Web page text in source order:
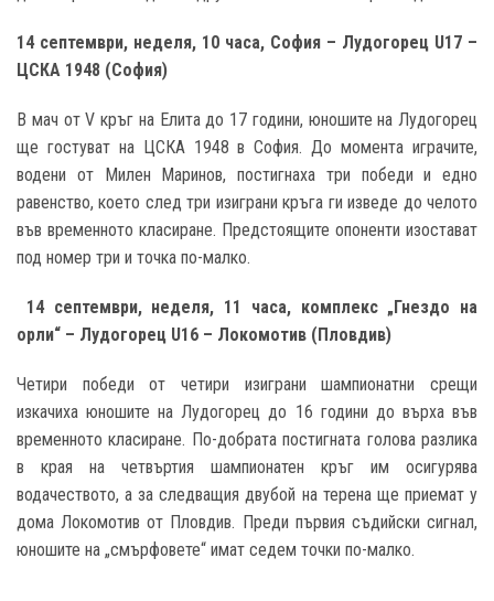
14 септември, неделя, 10 часа, София – Лудогорец U17 –
ЦСКА 1948 (София)
В мач от V кръг на Елита до 17 години, юношите на Лудогорец
ще гостуват на ЦСКА 1948 в София. До момента играчите,
водени от Милен Маринов, постигнаха три победи и едно
равенство, което след три изиграни кръга ги изведе до челото
във временното класиране. Предстоящите опоненти изостават
под номер три и точка по-малко.
14 септември, неделя, 11 часа, комплекс „Гнездо на
орли“ – Лудогорец U16 – Локомотив (Пловдив)
Четири победи от четири изиграни шампионатни срещи
изкачиха юношите на Лудогорец до 16 години до върха във
временното класиране. По-добрата постигната голова разлика
в края на четвъртия шампионатен кръг им осигурява
водачеството, а за следващия двубой на терена ще приемат у
дома Локомотив от Пловдив. Преди първия съдийски сигнал,
юношите на „смърфовете“ имат седем точки по-малко.